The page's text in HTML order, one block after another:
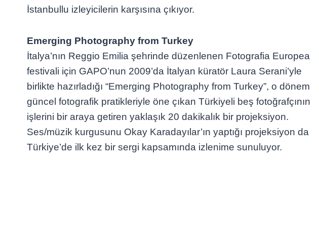
İstanbullu izleyicilerin karşısına çıkıyor.
Emerging Photography from Turkey
İtalya’nın Reggio Emilia şehrinde düzenlenen Fotografia Europea
festivali için GAPO’nun 2009’da İtalyan küratör Laura Serani’yle
birlikte hazırladığı “Emerging Photography from Turkey”, o dönem
güncel fotografik pratikleriyle öne çıkan Türkiyeli beş fotoğrafçının
işlerini bir araya getiren yaklaşık 20 dakikalık bir projeksiyon.
Ses/müzik kurgusunu Okay Karadayılar’ın yaptığı projeksiyon da
Türkiye’de ilk kez bir sergi kapsamında izlenime sunuluyor.